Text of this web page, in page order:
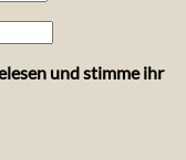
und stimme ihr